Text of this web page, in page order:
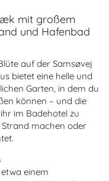
mit großem
und Hafenbad
auf der Samsøvej
bietet eine helle und
Garten, in dem du
können – und die
im Badehotel zu
Strand machen oder
einem